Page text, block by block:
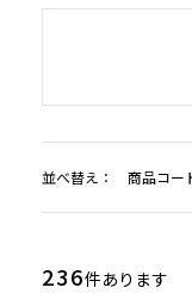
並べ替え： 商品コー
236件あります